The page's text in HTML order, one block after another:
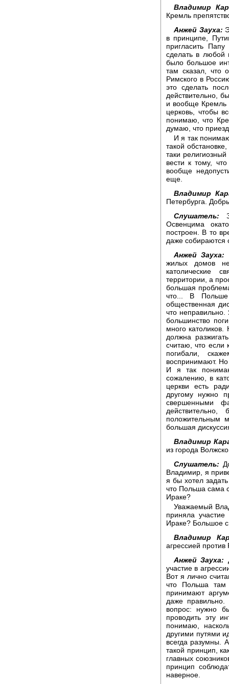
Владимир
Кремль
Анжей Зауха:
в принципе,
пригласить
сделать в любой
было большое
там сказал, что
Римского в
это сделать
действительно,
и вообще Кремль
церковь, чтобы
понимаю, что
думаю, что
И я так
такой
таки
вести к тому,
вообще
еще.
Владимир
Петербурга.
Слушатель:
Освенцима
построен. В то
даже собираются
Анжей Зауха:
жилых домов не
католические
территории, а
большая
что... В Польше
общественная
что
большинство
много
должна
считаю, что если
погибали,
воспринимают.
И я так
сожалению, в
церкви есть
другому нужно
свершенными
положительным
большая
Владимир
из города
Слушатель:
Владимир, я
я бы хотел
что Польша сама
Ираке?
Уважаемый
приняла
Ираке? Большое
Владимир
агрессией
Анжей Зауха:
участие в
Вот я лично
что Польша там
принимают
даже
вопрос: нужно
проводить эту
понимаю,
другими путями
всегда разумны.
такой принцип,
главных
принцип
наверное.